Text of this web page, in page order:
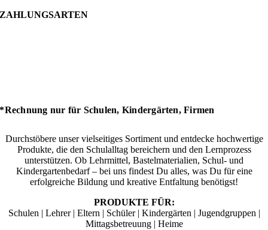
ZAHLUNGSARTEN
*Rechnung nur für Schulen, Kindergärten, Firmen
Durchstöbere unser vielseitiges Sortiment und entdecke hochwertige
Produkte, die den Schulalltag bereichern und den Lernprozess
unterstützen. Ob Lehrmittel, Bastelmaterialien, Schul- und
Kindergartenbedarf – bei uns findest Du alles, was Du für eine
erfolgreiche Bildung und kreative Entfaltung benötigst!
PRODUKTE FÜR:
Schulen | Lehrer | Eltern | Schüler | Kindergärten | Jugendgruppen |
Mittagsbetreuung | Heime